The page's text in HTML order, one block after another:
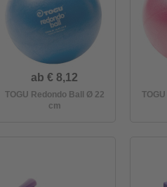
ab € 8,12
TOGU Redondo Ball Ø 22
cm